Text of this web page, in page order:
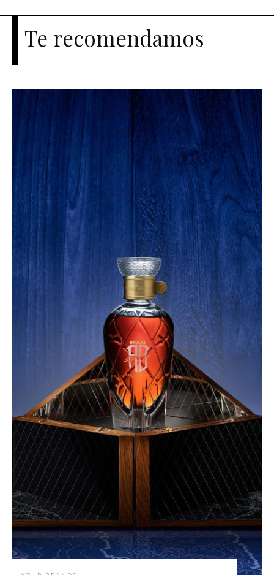
Te recomendamos